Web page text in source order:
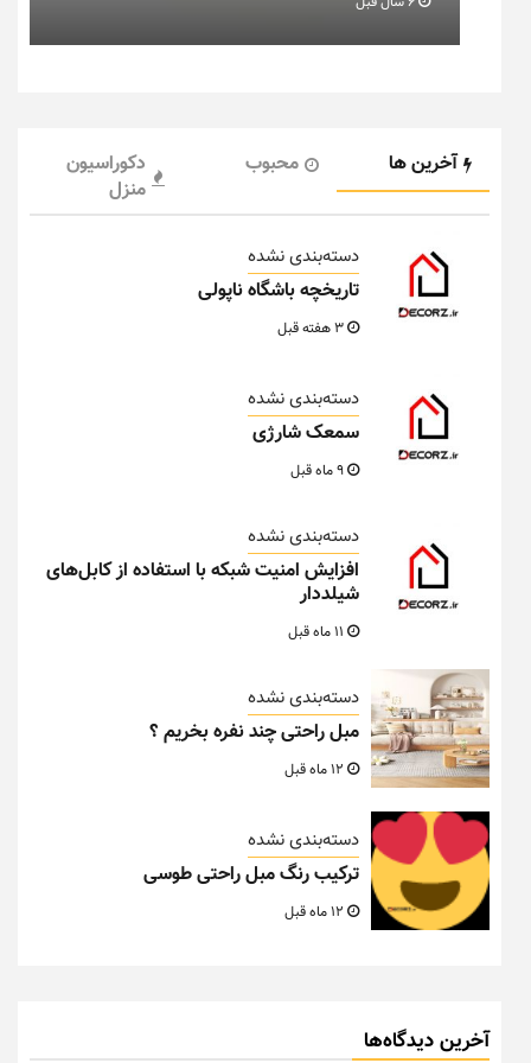
آخرین ها محبوب
دکوراسیون
منزل
دسته‌بندی نشده
تاریخچه باشگاه ناپولی
دسته‌بندی نشده
سمعک شارژی
دسته‌بندی نشده
افزایش امنیت شبکه با استفاده از کابل‌های
شیلددار
دسته‌بندی نشده
مبل راحتی چند نفره بخریم ؟
دسته‌بندی نشده
ترکیب رنگ مبل راحتی طوسی
آخرین دیدگاه‌ها